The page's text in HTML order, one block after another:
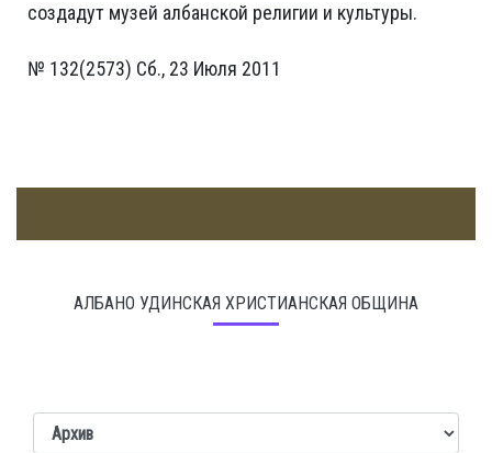
создадут музей албанской религии и культуры.
№ 132(2573) Сб., 23 Июля 2011
АЛБАНО УДИНСКАЯ ХРИСТИАНСКАЯ ОБЩИНА